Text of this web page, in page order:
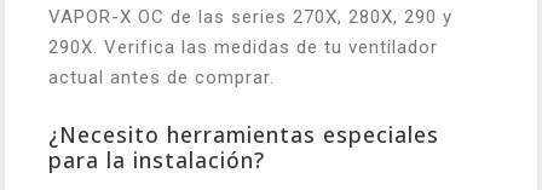
VAPOR-X OC de las series 270X, 280X, 290 y
290X. Verifica las medidas de tu ventilador
actual antes de comprar.
¿Necesito herramientas especiales
para la instalación?